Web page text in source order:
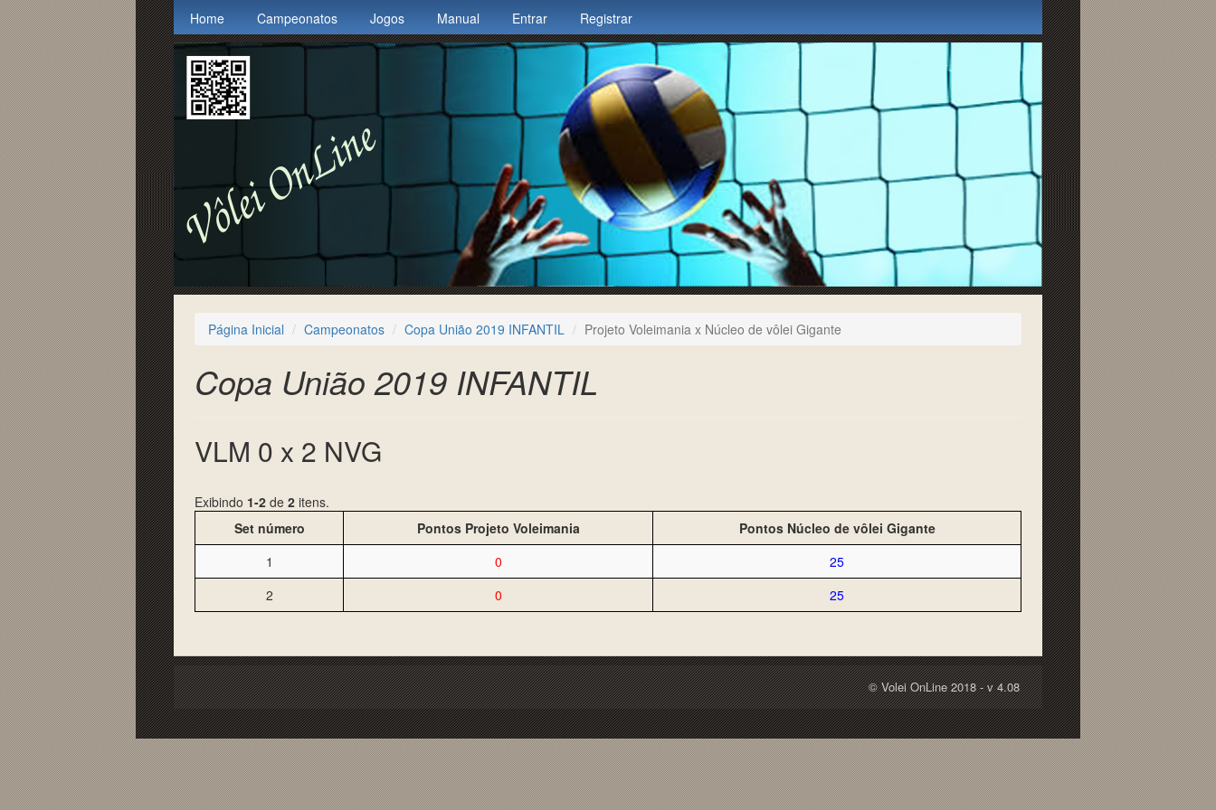
Home Campeonatos Jogos Manual Entrar Registrar
Página Inicial Campeonatos Copa União 2019 INFANTIL Projeto Voleimania x Núcleo de vôlei Gigante
Copa União 2019 INFANTIL
VLM 0 x 2 NVG
Exibindo 1-2 de 2 itens.
Set número
Pontos Projeto Voleimania
Pontos Núcleo de vôlei Gigante
1
0
25
2
0 25
© Volei OnLine 2018 - v 4.08